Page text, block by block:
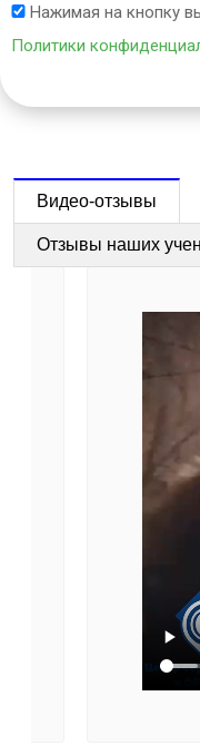
Нажимая на кнопку
Политики
Видео-отзывы
Отзывы наших